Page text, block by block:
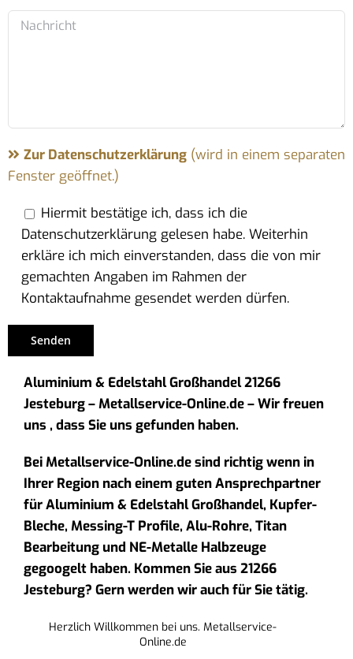
Zur Datenschutzerklärung(wird in einem separaten
Fenster geöffnet.)
Hiermit bestätige ich, dass ich die
Datenschutzerklärung gelesen habe. Weiterhin
erkläre ich mich einverstanden, dass die von mir
gemachten Angaben im Rahmen der
Kontaktaufnahme gesendet werden dürfen.
Aluminium & Edelstahl Großhandel 21266
Jesteburg – Metallservice-Online.de – Wir freuen
uns , dass Sie uns gefunden haben.
Bei Metallservice-Online.de sind richtig wenn in
Ihrer Region nach einem guten Ansprechpartner
für Aluminium & Edelstahl Großhandel, Kupfer-
Bleche, Messing-T Profile, Alu-Rohre, Titan
Bearbeitung und NE-Metalle Halbzeuge
gegoogelt haben. Kommen Sie aus 21266
Jesteburg? Gern werden wir auch für Sie tätig.
Herzlich Willkommen bei uns. Metallservice-
Online.de